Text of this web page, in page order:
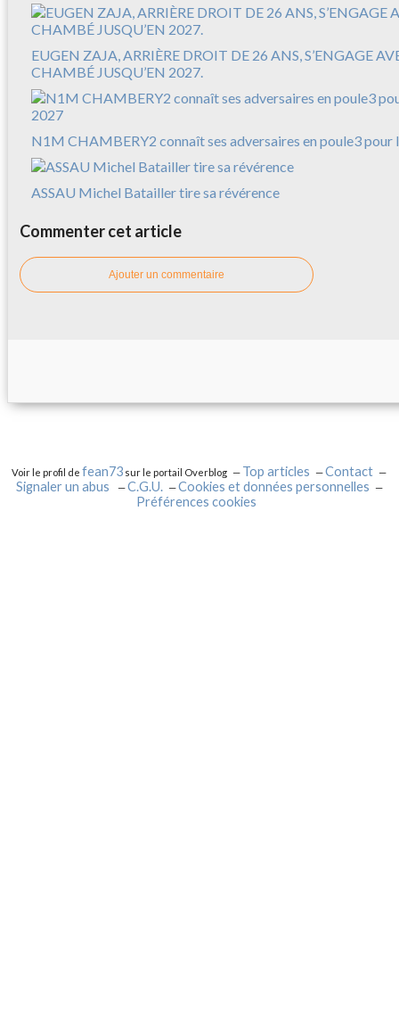
EUGEN ZAJA, ARRIÈRE DROIT DE 26 ANS, S’ENGAGE
CHAMBÉ JUSQU’EN 2027.
N1M CHAMBERY2 connaît ses adversaires en poule3 pour
ASSAU Michel Batailler tire sa révérence
Commenter cet article
Ajouter un commentaire
Voir le profil defean73 sur le portail Overblog Top articles
Contact
Signaler un abus
C.G.U.
Cookies et données personnelles
Préférences cookies